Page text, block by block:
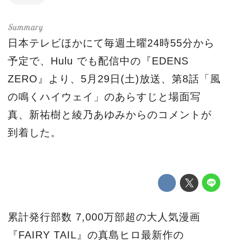
日本テレビほかにて毎週土曜24時55分から
予定で、Hulu でも配信中の『EDENS
ZERO』より、5月29日(土)放送、第8話「風
の鳴くハイウェイ」のあらすじと場面写
真、新祐樹と綾乃あゆみからのコメントが
到着した。
累計発行部数 7,000万部超の大人気漫画
『FAIRY TAIL』の真島ヒロ最新作の